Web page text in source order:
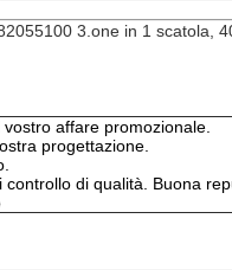
3.one in 1 scatola,
affare promozionale.
progettazione.
di qualità. Buona